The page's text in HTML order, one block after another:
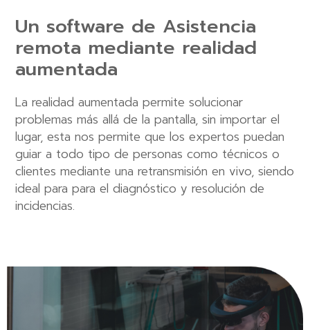
Un software de Asistencia
remota mediante realidad
aumentada
La realidad aumentada permite solucionar
problemas más allá de la pantalla, sin importar el
lugar, esta nos permite que los expertos puedan
guiar a todo tipo de personas como técnicos o
clientes mediante una retransmisión en vivo, siendo
ideal para para el diagnóstico y resolución de
incidencias.